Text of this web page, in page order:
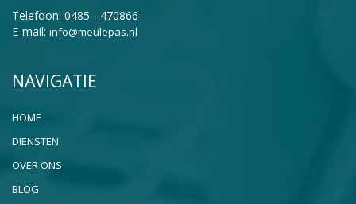
Telefoon: 0485 - 470866
E-mail: info@meulepas.nl
NAVIGATIE
HOME
DIENSTEN
OVER ONS
BLOG